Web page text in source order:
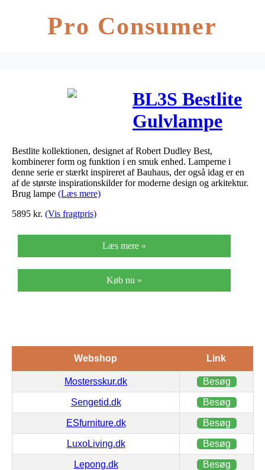
Pro Consumer
BL3S Bestlite
Gulvlampe
mathvid krom
Bestlite kollektionen, designet af Robert Dudley Best,
kombinerer form og funktion i en smuk enhed. Lamperne i
denne serie er stærkt inspireret af Bauhaus, der også idag er en
af de største inspirationskilder for moderne design og arkitektur.
Brug lampe (Læs mere)
5895 kr. (Vis fragtpris)
Læs mere »
Køb nu »
Webshop Link
Mostersskur.dk Besøg
Sengetid.dk Besøg
ESfurniture.dk Besøg
LuxoLiving.dk Besøg
Lepong.dk Besøg